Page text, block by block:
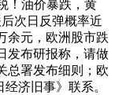
！油价暴跌，黄
次日反弹概率近
余元，欧洲股市跌
发布研报称，请做
总署发布细则；欧
济旧事》联系。